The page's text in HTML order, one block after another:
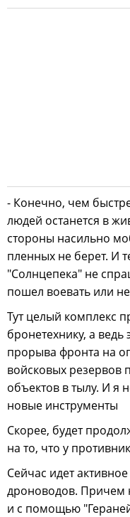
- Конечно, чем
людей останется в
стороны насильно
пленных не берет. И
"Солнцепека" не
пошел воевать или
Тут целый комплекс
бронетехнику, а ведь
прорыва фронта на
войсковых резервов
объектов в тылу. И я
новые инструменты
Скорее, будет
на то, что у
Сейчас идет
дроноводов. Причем
и с помощью